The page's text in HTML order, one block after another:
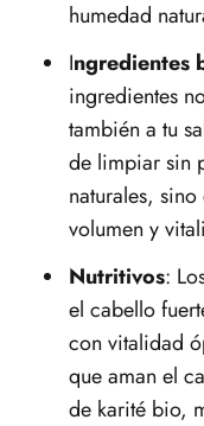
humedad
Ingredientes
ingredientes
también a tu
de limpiar sin
naturales,
volumen y
Nutritivos:
el cabello
con vitalidad
que aman el
de karité bio,